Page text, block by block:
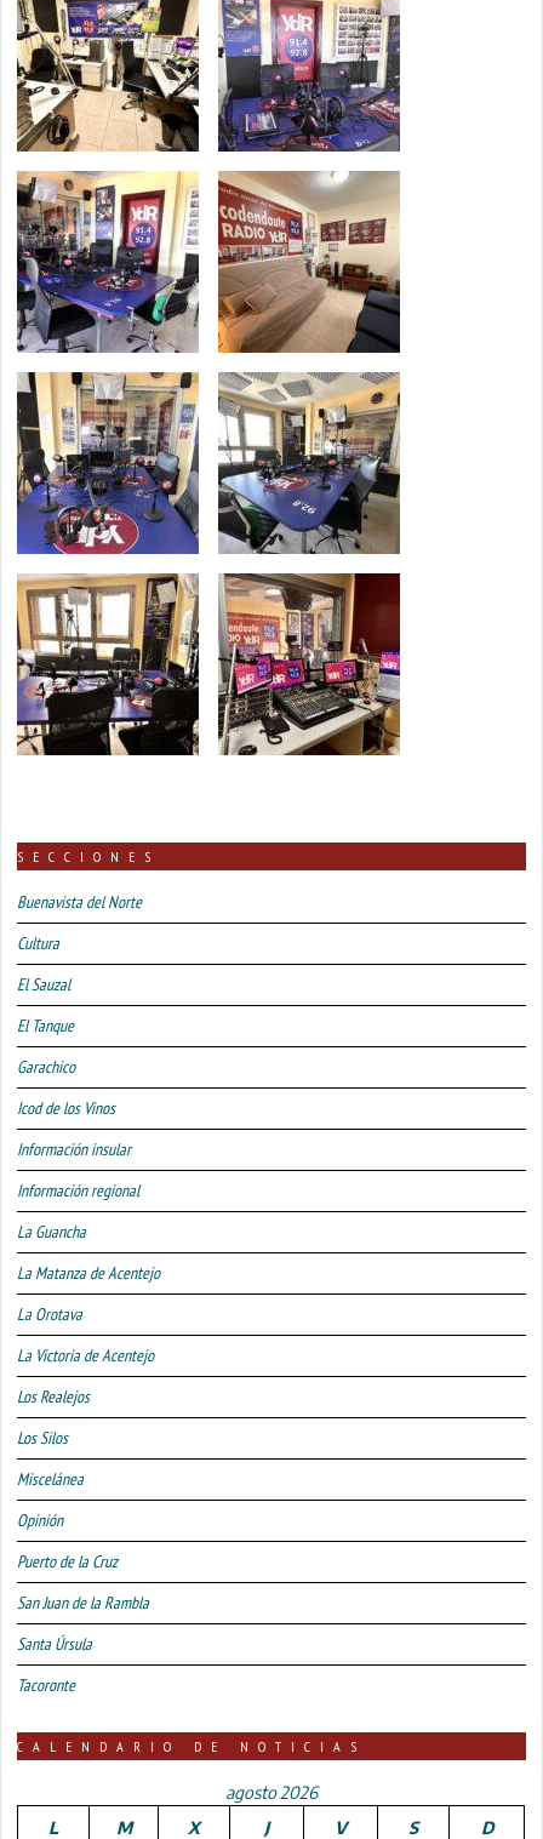
SECCIONES
Buenavista del Norte
Cultura
El Sauzal
El Tanque
Garachico
Icod de los Vinos
Información insular
Información regional
La Guancha
La Matanza de Acentejo
La Orotava
La Victoria de Acentejo
Los Realejos
Los Silos
Miscelánea
Opinión
Puerto de la Cruz
San Juan de la Rambla
Santa Úrsula
Tacoronte
CALENDARIO DE NOTICIAS
agosto 2026
L
M X J V S D